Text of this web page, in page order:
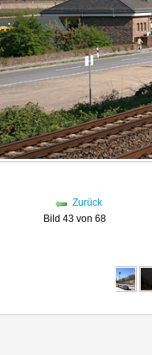
Zurück
Bild 43 von 68